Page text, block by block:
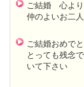
ご結婚 心よ
仲のよいお二
ご結婚おめで
とっても残念
いて下さい